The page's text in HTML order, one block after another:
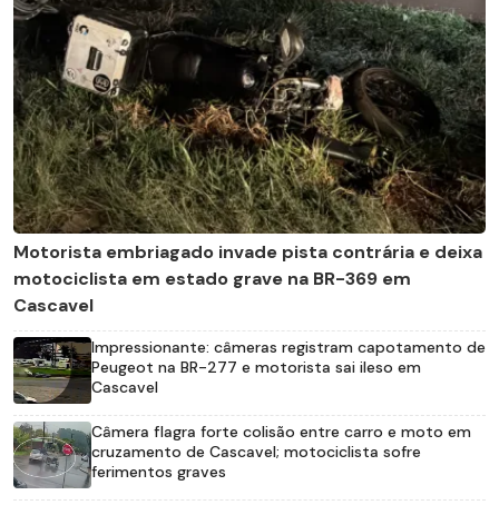
Motorista embriagado invade pista contrária e deixa
motociclista em estado grave na BR-369 em
Cascavel
Impressionante: câmeras registram capotamento de
Peugeot na BR-277 e motorista sai ileso em
Cascavel
Câmera flagra forte colisão entre carro e moto em
cruzamento de Cascavel; motociclista sofre
ferimentos graves